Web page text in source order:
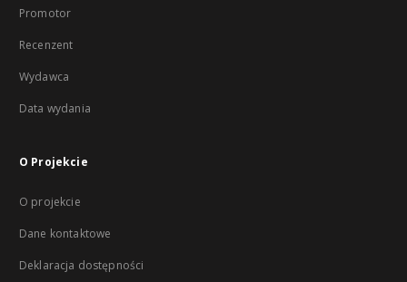
Promotor
Recenzent
Wydawca
Data wydania
O Projekcie
O projekcie
Dane kontaktowe
Deklaracja dostępności